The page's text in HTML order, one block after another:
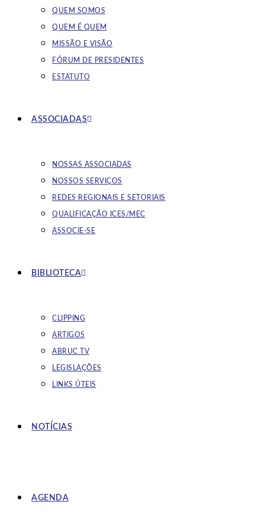
QUEM SOMOS
QUEM É QUEM
MISSÃO E VISÃO
FÓRUM DE PRESIDENTES
ESTATUTO
ASSOCIADAS
NOSSAS ASSOCIADAS
NOSSOS SERVIÇOS
REDES REGIONAIS E SETORIAIS
QUALIFICAÇÃO ICES/MEC
ASSOCIE-SE
BIBLIOTECA
CLIPPING
ARTIGOS
ABRUC TV
LEGISLAÇÕES
LINKS ÚTEIS
NOTÍCIAS
AGENDA